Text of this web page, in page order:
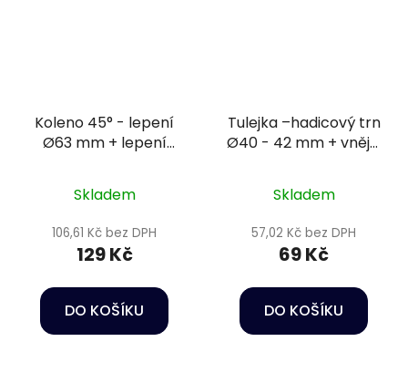
Koleno 45° - lepení
Ø63 mm + lepení
Skladem
106,61 Kč bez DPH
129 Kč
DO KOŠÍKU
Tulejka –hadicový trn
Ø40 - 42 mm + vnější
Skladem
57,02 Kč bez DPH
69 Kč
DO KOŠÍKU